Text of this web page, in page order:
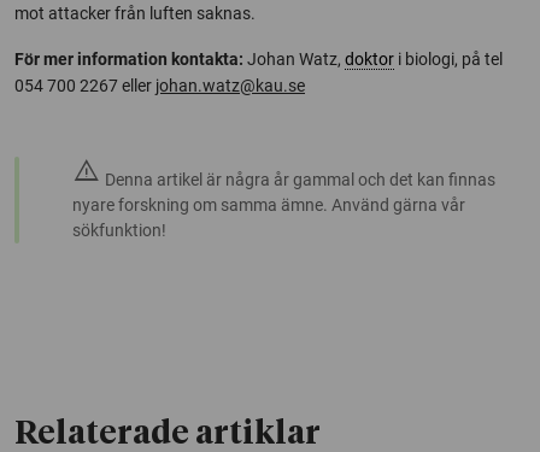
mot attacker från luften saknas.
För mer information kontakta: Johan Watz, doktor i biologi, på tel
054 700 2267 eller johan.watz@kau.se
warning Denna artikel är några år gammal och det kan finnas
nyare forskning om samma ämne. Använd gärna vår
sökfunktion!
Relaterade artiklar